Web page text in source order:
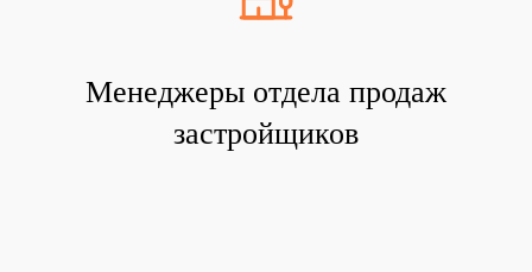
Менеджеры отдела продаж
застройщиков